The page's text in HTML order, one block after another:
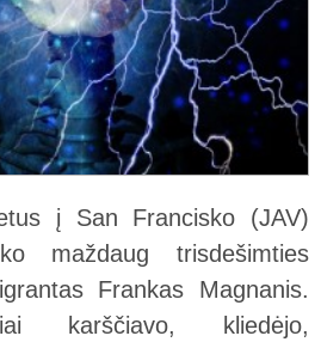
į San Francisko (JAV)
maždaug trisdešimties
Frankas Magnanis.
karščiavo, kliedėjo,